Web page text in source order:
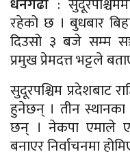
रहेको छ । बुधबार
दिउसो ३ बजे सम्म
प्रमुख प्रेमदत्त भट्टले
सुदूरपश्चिम प्रदेशबाट
हुनेछन् । तीन स्थानका
छन् । नेकपा एमाले
बनाएर निर्वाचनमा